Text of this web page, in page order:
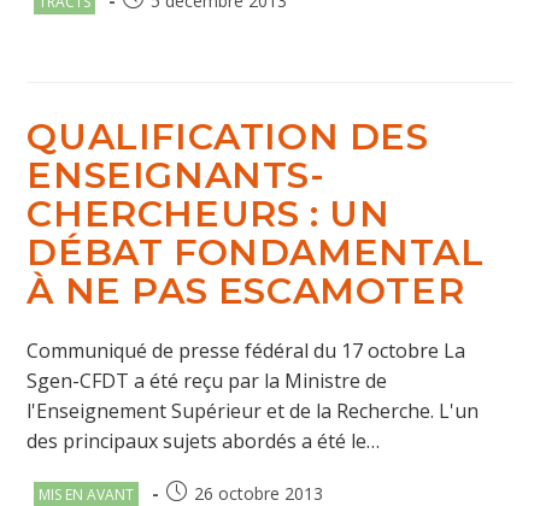
QUALIFICATION DES
ENSEIGNANTS-
CHERCHEURS : UN
DÉBAT FONDAMENTAL
À NE PAS ESCAMOTER
Communiqué de presse fédéral du 17 octobre La
Sgen-CFDT a été reçu par la Ministre de
l'Enseignement Supérieur et de la Recherche. L'un
des principaux sujets abordés a été le…
Post
MIS EN AVANT Publication
26 octobre 2013